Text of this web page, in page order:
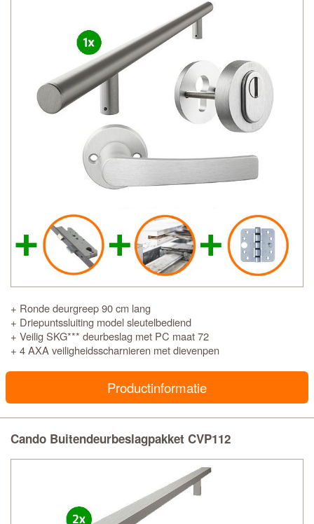
+ Ronde deurgreep 90 cm lang
+ Driepuntssluiting model sleutelbediend
+ Veilig SKG*** deurbeslag met PC maat 72
+ 4 AXA veiligheidsscharnieren met dievenpen
Productinformatie
Cando Buitendeurbeslagpakket CVP112